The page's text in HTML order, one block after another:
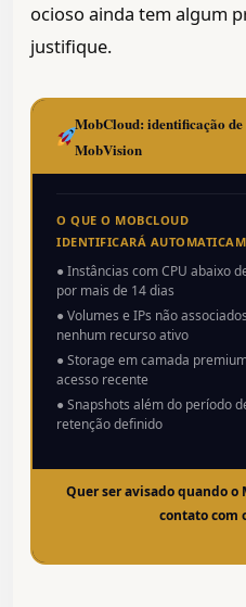
ocioso ainda tem algum
justifique.
MobCloud: identificação
MobVision
O QUE O MOBCLOUD
IDENTIFICARÁ
● Instâncias com CPU abaixo
por mais de 14 dias
● Volumes e IPs não
nenhum recurso ativo
● Storage em camada
acesso recente
● Snapshots além do período
retenção definido
Quer ser avisado quando o
contato com